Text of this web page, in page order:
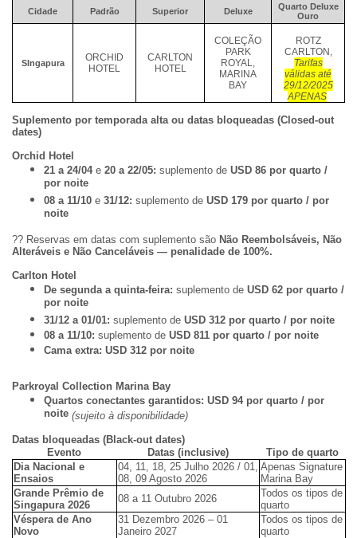
Cidade Padrão Superior Deluxe
Quarto Deluxe
Ouro
SIngapura
ORCHID
HOTEL
CARLTON
HOTEL
COLEÇÃO
PARK
ROYAL,
MARINA
BAY
ROTZ
CARLTON,
Tarifas
válidas até
29/12/2025
APENAS
Suplemento por temporada alta ou datas bloqueadas (Closed-out
dates)
Orchid Hotel
21 a 24/04e 20 a 22/05: suplemento de USD 86 por quarto /
por noite
08 a 11/10 e 31/12: suplemento de USD 179 por quarto / por
noite
?? Reservas em datas com suplemento são Não Reembolsáveis, Não
Alteráveis e Não Canceláveis — penalidade de 100%.
Carlton Hotel
De segunda a quinta-feira: suplemento de USD 62 por quarto /
por noite
31/12 a 01/01: suplemento de USD 312 por quarto / por noite
08 a 11/10: suplemento de USD 811 por quarto / por noite
Cama extra: USD 312 por noite
Parkroyal Collection Marina Bay
Quartos conectantes garantidos: USD 94 por quarto / por
noite (sujeito à disponibilidade)
Datas bloqueadas (Black-out dates)
Evento
Datas (inclusive)
Tipo de quarto
Dia Nacional e
Ensaios
04, 11, 18, 25 Julho 2026 / 01,
08, 09 Agosto 2026
Apenas Signature
Marina Bay
Grande Prêmio de
Singapura 2026
08 a 11 Outubro 2026
Todos os tipos de
quarto
Véspera de Ano
Novo
31 Dezembro 2026 – 01
Janeiro 2027
Todos os tipos de
quarto